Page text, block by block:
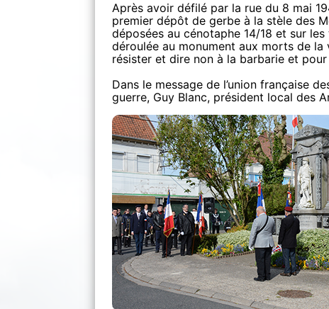
Après avoir défilé par la rue du 8 mai
premier dépôt de gerbe à la stèle des
déposées au cénotaphe 14/18 et sur
déroulée au monument aux morts de
résister et dire non à la barbarie et
Dans le message de l’union française
guerre, Guy Blanc, président local des